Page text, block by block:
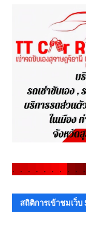
. . . . . . . . . .
สถิติการเข้าชมเว็บ